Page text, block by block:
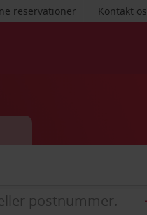
Kontakt os
reservationer